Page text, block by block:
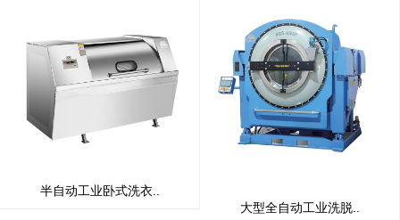
半自动工业卧式洗衣..
大型全自动工业洗脱..